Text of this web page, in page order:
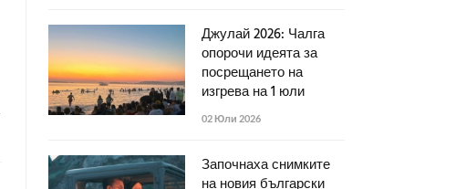
Джулай 2026: Чалга
опорочи идеята за
посрещането на
изгрева на 1 юли
02 Юли 2026
Започнаха снимките
на новия български